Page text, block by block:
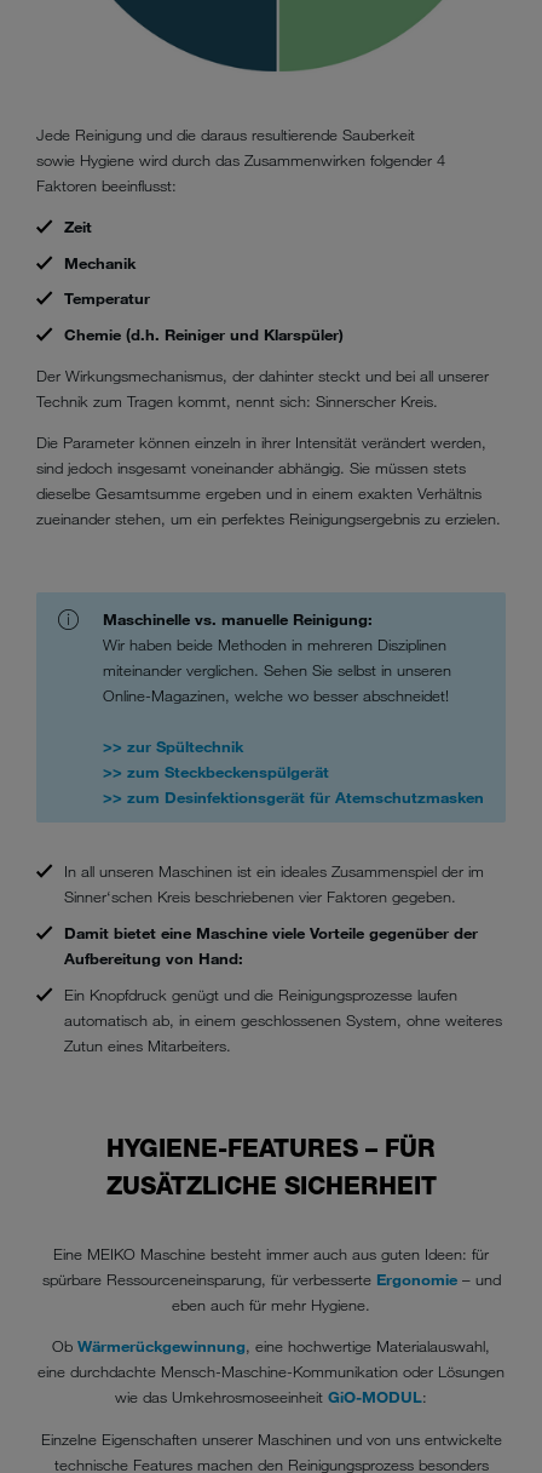
Jede Reinigung und die daraus resultierende Sauberkeit
sowie Hygiene wird durch das Zusammenwirken folgender 4
Faktoren beeinflusst:
Zeit
Mechanik
Temperatur
Chemie (d.h. Reiniger und Klarspüler)
Der Wirkungsmechanismus, der dahinter steckt und bei all unserer
Technik zum Tragen kommt, nennt sich: Sinnerscher Kreis.
Die Parameter können einzeln in ihrer Intensität verändert werden,
sind jedoch insgesamt voneinander abhängig. Sie müssen stets
dieselbe Gesamtsumme ergeben und in einem exakten Verhältnis
zueinander stehen, um ein perfektes Reinigungsergebnis zu erzielen.
Maschinelle vs. manuelle Reinigung:
Wir haben beide Methoden in mehreren Disziplinen
miteinander verglichen. Sehen Sie selbst in unseren
Online-Magazinen, welche wo besser abschneidet!
>> zur Spültechnik
>> zum Steckbeckenspülgerät
>> zum Desinfektionsgerät für Atemschutzmasken
In all unseren Maschinen ist ein ideales Zusammenspiel der im
Sinner‘schen Kreis beschriebenen vier Faktoren gegeben.
Damit bietet eine Maschine viele Vorteile gegenüber der
Aufbereitung von Hand:
Ein Knopfdruck genügt und die Reinigungsprozesse laufen
automatisch ab, in einem geschlossenen System, ohne weiteres
Zutun eines Mitarbeiters.
HYGIENE-FEATURES – FÜR
ZUSÄTZLICHE SICHERHEIT
Eine MEIKO Maschine besteht immer auch aus guten Ideen: für
spürbare Ressourceneinsparung, für verbesserte Ergonomie– und
eben auch für mehr Hygiene.
Ob Wärmerückgewinnung, eine hochwertige Materialauswahl,
eine durchdachte Mensch-Maschine-Kommunikation oder Lösungen
wie das Umkehrosmoseeinheit GiO-MODUL:
Einzelne Eigenschaften unserer Maschinen und von uns entwickelte
technische Features machen den Reinigungsprozess besonders